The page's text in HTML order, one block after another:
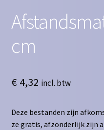
cm
€4,32 incl. btw
Deze bestanden zijn
ze gratis, afzonderlijk zijn